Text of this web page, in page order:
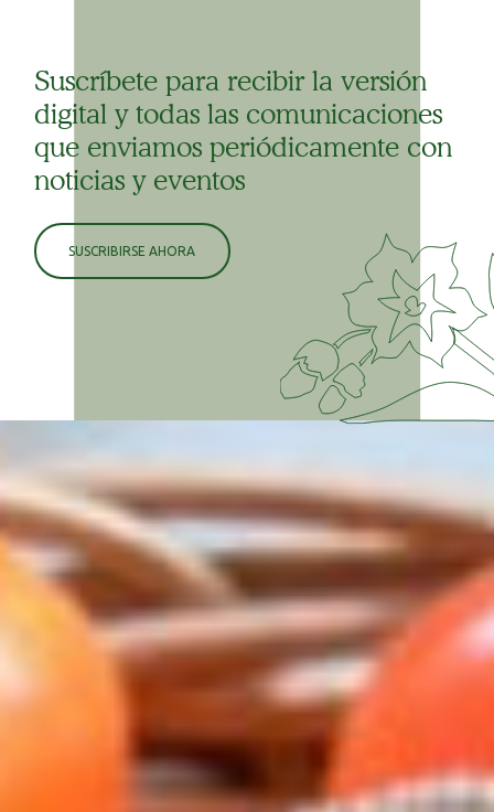
Suscríbete para recibir la versión
digital y todas las comunicaciones
que enviamos periódicamente con
noticias y eventos
SUSCRIBIRSE AHORA